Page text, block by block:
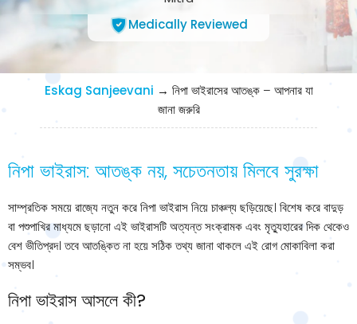
Medically Reviewed
Eskag Sanjeevani → নিপা ভাইরাসের আতঙ্ক – আপনার যা
জানা জরুরি
নিপা ভাইরাস: আতঙ্ক নয়, সচেতনতায় মিলবে সুরক্ষা
সাম্প্রতিক সময়ে রাজ্যে নতুন করে নিপা ভাইরাস নিয়ে চাঞ্চল্য ছড়িয়েছে। বিশেষ করে বাদুড়
বা পশুপাখির মাধ্যমে ছড়ানো এই ভাইরাসটি অত্যন্ত সংক্রামক এবং মৃত্যুহারের দিক থেকেও
বেশ ভীতিপ্রদ। তবে আতঙ্কিত না হয়ে সঠিক তথ্য জানা থাকলে এই রোগ মোকাবিলা করা
সম্ভব।
নিপা ভাইরাস আসলে কী?